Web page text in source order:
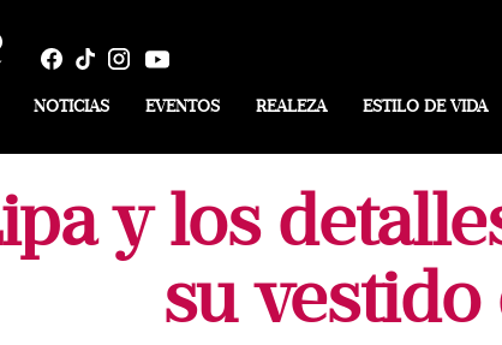
NOTICIAS EVENTOS REALEZA ESTILO DE VIDA
y los
su